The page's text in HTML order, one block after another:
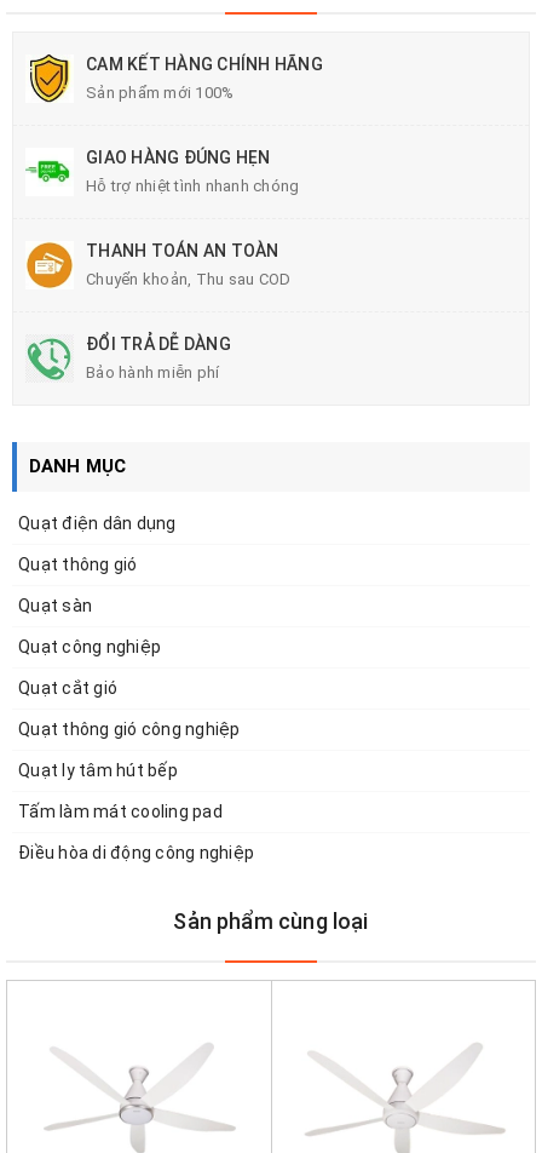
CAM KẾT HÀNG CHÍNH HÃNG
Sản phẩm mới 100%
GIAO HÀNG ĐÚNG HẸN
Hỗ trợ nhiệt tình nhanh chóng
THANH TOÁN AN TOÀN
Chuyển khoản, Thu sau COD
ĐỔI TRẢ DỄ DÀNG
Bảo hành miễn phí
DANH MỤC
Quạt điện dân dụng
Quạt thông gió
Quạt sàn
Quạt công nghiệp
Quạt cắt gió
Quạt thông gió công nghiệp
Quạt ly tâm hút bếp
Tấm làm mát cooling pad
Điều hòa di động công nghiệp
Sản phẩm cùng loại